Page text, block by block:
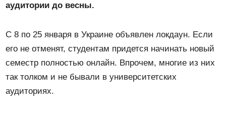
аудитории до весны.
С 8 по 25 января в Украине объявлен локдаун. Если
его не отменят, студентам придется начинать новый
семестр полностью онлайн. Впрочем, многие из них
так толком и не бывали в университетских
аудиториях.